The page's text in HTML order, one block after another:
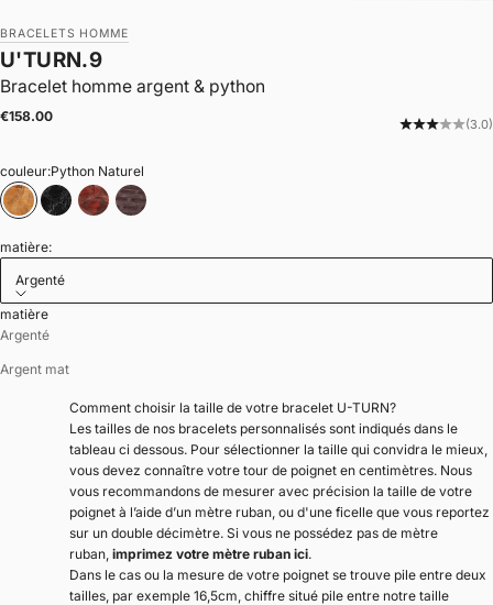
BRACELETS HOMME
Bracelet homme argent & python
U'TURN.9
Prix de vente
€158.00 (3.0)
couleur:Python Naturel
Python Naturel
python noirPython bordeaux
Python moka
matière:
Argenté
matière
Argenté
Argent mat
Comment choisir la taille de votre bracelet U-TURN?
Les tailles de nos bracelets personnalisés sont indiqués dans le
tableau ci dessous. Pour sélectionner la taille qui convidra le mieux,
vous devez connaître votre tour de poignet en centimètres. Nous
vous recommandons de mesurer avec précision la taille de votre
poignet à l’aide d’un mètre ruban, ou d'une ficelle que vous reportez
sur un double décimètre. Si vous ne possédez pas de mètre
ruban, imprimez votre mètre ruban ici.
Dans le cas ou la mesure de votre poignet se trouve pile entre deux
tailles, par exemple 16,5cm, chiffre situé pile entre notre taille